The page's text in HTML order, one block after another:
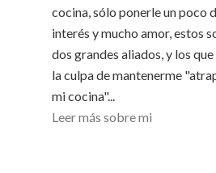
cocina, sólo ponerle un poco
interés y mucho amor, estos
dos grandes aliados, y los
la culpa de mantenerme
mi cocina"...
Leer más sobre mi